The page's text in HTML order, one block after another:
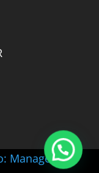
Manager-